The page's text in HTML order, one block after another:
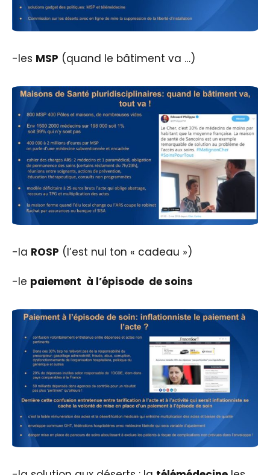
-les MSP (quand le bâtiment va …)
-la ROSP (l’est nul ton « cadeau »)
-le paiement à l’épisode de soins